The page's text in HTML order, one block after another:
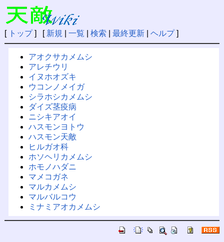
[ トップ] [ 新規 一覧 検索 最終更新| ヘルプ]
アオクサカメムシ
アレチウリ
イヌホオズキ
ウコンノメイガ
シラホシカメムシ
ダイズ茎疫病
ニシキアオイ
ハスモンヨトウ
ハスモン天敵
ヒルガオ科
ホソヘリカメムシ
ホモノハダニ
マメコガネ
マルカメムシ
マルバルコウ
ミナミアオカメムシ